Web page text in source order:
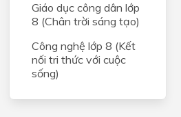
Giáo dục công dân lớp
8 (Chân trời sáng tạo)
Công nghệ lớp 8 (Kết
nối tri thức với cuộc
sống)